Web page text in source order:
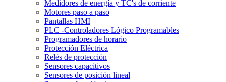
Medidores de energía y TC's de corriente
Motores paso a paso
Pantallas HMI
PLC -Controladores Lógico Programables
Programadores de horario
Protección Eléctrica
Relés de protección
Sensores capacitivos
Sensores de posición lineal